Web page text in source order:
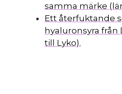
samma märke
Ett återfuktande
hyaluronsyra från
till Lyko).